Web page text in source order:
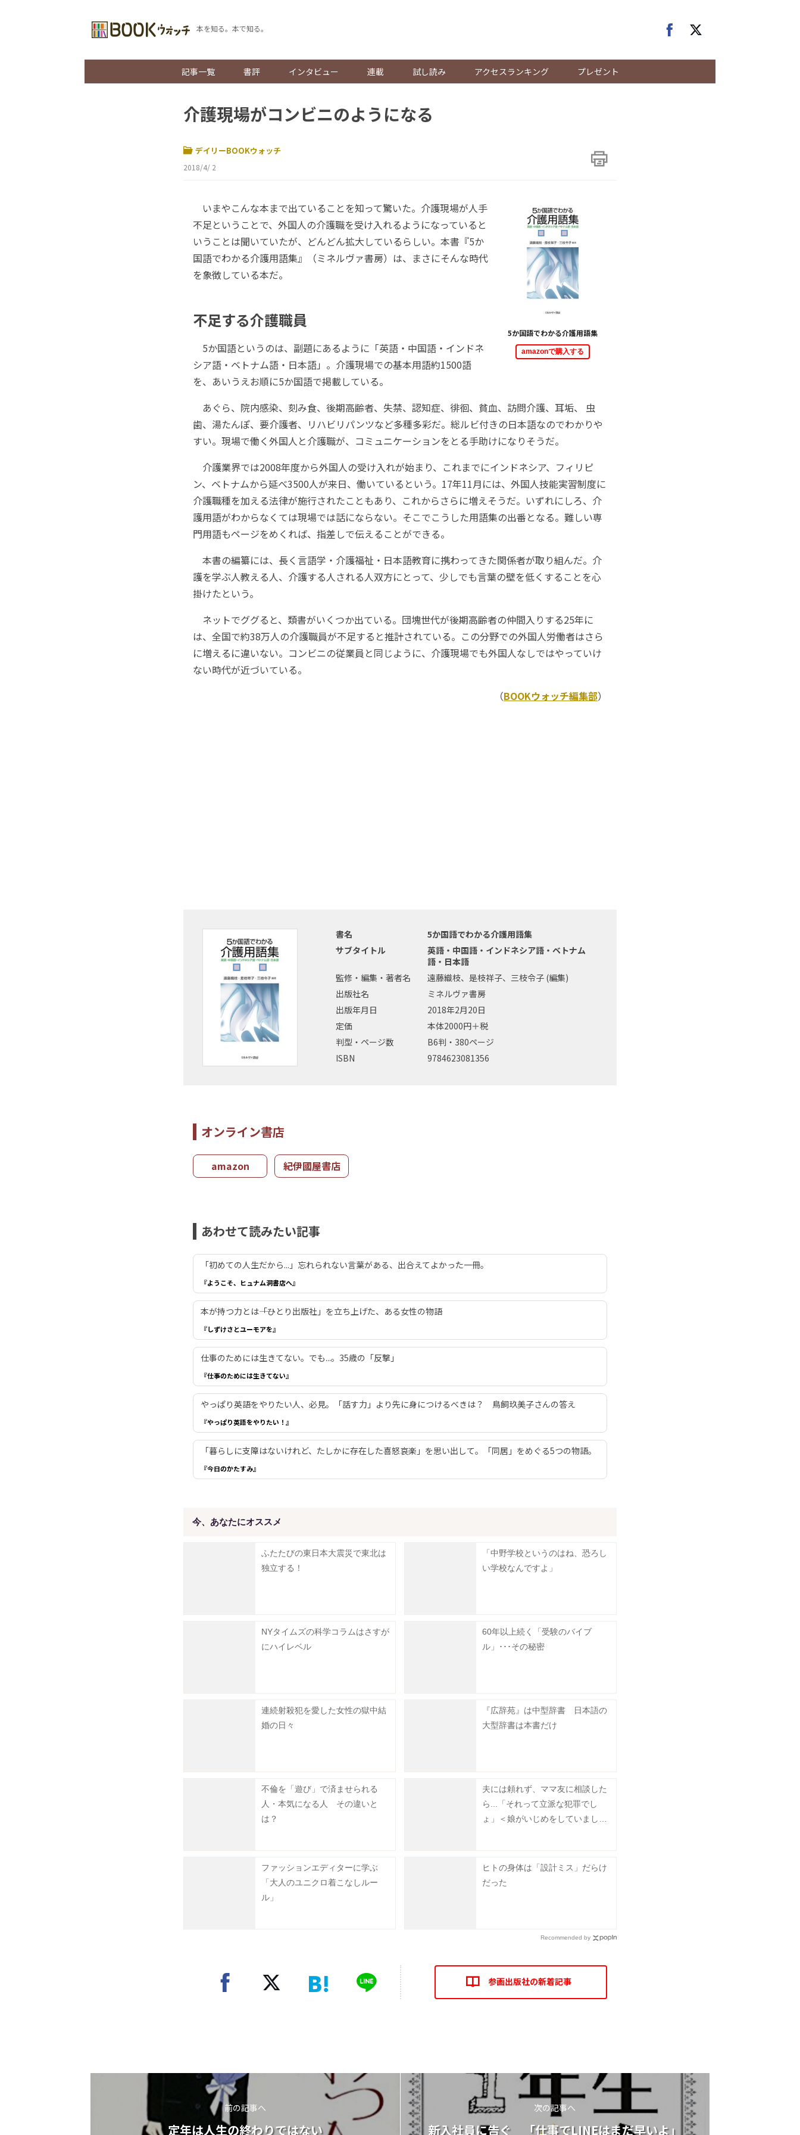
本を知る。本で知る。
記事一覧 書評 インタビュー 連載 試し読み アクセスランキング プレゼント
介護現場がコンビニのようになる
デイリーBOOKウォッチ
2018/4/ 2
5か国語でわかる介護用語集
amazonで購入する
いまやこんな本まで出ていることを知って驚いた。介護現場が人手
不足ということで、外国人の介護職を受け入れるようになっていると
いうことは聞いていたが、どんどん拡大しているらしい。本書『5か
国語でわかる介護用語集』（ミネルヴァ書房）は、まさにそんな時代
を象徴している本だ。
不足する介護職員
5か国語というのは、副題にあるように「英語・中国語・インドネ
シア語・ベトナム語・日本語」。介護現場での基本用語約1500語
を、あいうえお順に5か国語で掲載している。
あぐら、院内感染、刻み食、後期高齢者、失禁、認知症、徘徊、貧血、訪問介護、耳垢、 虫
歯、湯たんぽ、要介護者、リハビリパンツなど多種多彩だ。総ルビ付きの日本語なのでわかりや
すい。現場で働く外国人と介護職が、コミュニケーションをとる手助けになりそうだ。
介護業界では2008年度から外国人の受け入れが始まり、これまでにインドネシア、フィリピ
ン、ベトナムから延べ3500人が来日、働いているという。17年11月には、外国人技能実習制度に
介護職種を加える法律が施行されたこともあり、これからさらに増えそうだ。いずれにしろ、介
護用語がわからなくては現場では話にならない。そこでこうした用語集の出番となる。難しい専
門用語もページをめくれば、指差しで伝えることができる。
本書の編纂には、長く言語学・介護福祉・日本語教育に携わってきた関係者が取り組んだ。介
護を学ぶ人教える人、介護する人される人双方にとって、少しでも言葉の壁を低くすることを心
掛けたという。
ネットでググると、類書がいくつか出ている。団塊世代が後期高齢者の仲間入りする25年に
は、全国で約38万人の介護職員が不足すると推計されている。この分野での外国人労働者はさら
に増えるに違いない。コンビニの従業員と同じように、介護現場でも外国人なしではやっていけ
ない時代が近づいている。
（BOOKウォッチ編集部）
書名
5か国語でわかる介護用語集
サブタイトル
英語・中国語・インドネシア語・ベトナム
語・日本語
監修・編集・著者名
遠藤織枝、是枝祥子、三枝令子 (編集)
出版社名
ミネルヴァ書房
出版年月日
2018年2月20日
定価
本体2000円＋税
判型・ページ数
B6判・380ページ
ISBN
9784623081356
オンライン書店
amazon 紀伊國屋書店
あわせて読みたい記事
「初めての人生だから...」忘れられない言葉がある、出合えてよかった一冊。
『ようこそ、ヒュナム洞書店へ』
本が持つ力とは――「ひとり出版社」を立ち上げた、ある女性の物語
『しずけさとユーモアを』
仕事のためには生きてない。でも...。35歳の「反撃」
『仕事のためには生きてない』
やっぱり英語をやりたい人、必見。「話す力」より先に身につけるべきは？ 鳥飼玖美子さんの答え
『やっぱり英語をやりたい！』
「暮らしに支障はないけれど、たしかに存在した喜怒哀楽」を思い出して。「同居」をめぐる5つの物語。
『今日のかたすみ』
今、あなたにオススメ
ふたたびの東日本大震災で東北は
独立する！
「中野学校というのはね、恐ろし
い学校なんですよ」
NYタイムズの科学コラムはさすが
にハイレベル
60年以上続く「受験のバイブ
ル」･･･その秘密
連続射殺犯を愛した女性の獄中結
婚の日々
『広辞苑』は中型辞書 日本語の
大型辞書は本書だけ
不倫を「遊び」で済ませられる
人・本気になる人 その違いと
は？
夫には頼れず、ママ友に相談した
ら...「それって立派な犯罪でし
ょ」＜娘がいじめをしていました
ファッションエディターに学ぶ
「大人のユニクロ着こなしルー
ル」
ヒトの身体は「設計ミス」だらけ
だった
Recommended by
参画出版社の新着記事
前の記事へ
定年は人生の終わりではない
次の記事へ
新入社員に告ぐ 「仕事でLINEはまだ早いよ」